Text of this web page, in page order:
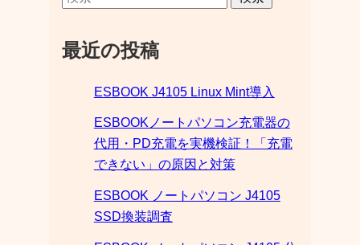
最近の投稿
ESBOOK J4105 Linux Mint導入
ESBOOKノートパソコン充電器の
代用・PD充電を実機検証！「充電
できない」の原因と対策
ESBOOK ノートパソコン J4105
SSD換装調査